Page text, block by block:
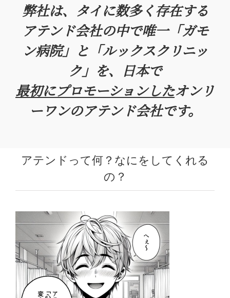
弊社は、タイに数多く存在する
アテンド会社の中で唯一「ガモ
ン病院」と「ルックスクリニッ
ク」を、日本で
最初にプロモーションしたオンリ
ーワンのアテンド会社です。
アテンドって何？なにをしてくれる
の？